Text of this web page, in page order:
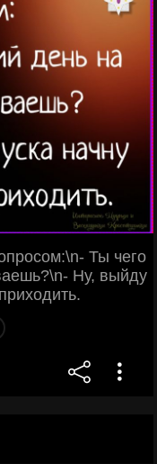
Ты чего
Ну, выйду